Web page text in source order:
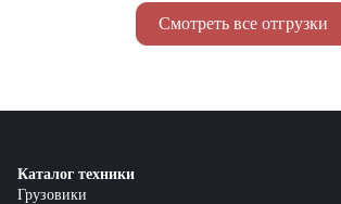
Смотреть все отгрузки
Каталог техники
Грузовики